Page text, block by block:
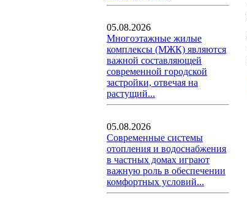
05.08.2026
Многоэтажные жилые
комплексы (МЖК) являются
важной составляющей
современной городской
застройки, отвечая на
растущий...
05.08.2026
Современные системы
отопления и водоснабжения
в частных домах играют
важную роль в обеспечении
комфортных условий...